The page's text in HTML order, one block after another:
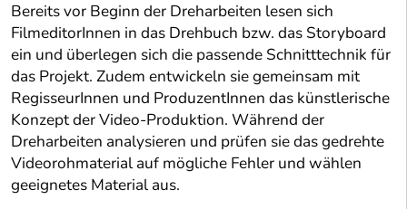
Bereits vor Beginn der Dreharbeiten lesen sich
FilmeditorInnen in das Drehbuch bzw. das Storyboard
ein und überlegen sich die passende Schnitttechnik für
das Projekt. Zudem entwickeln sie gemeinsam mit
RegisseurInnen und ProduzentInnen das künstlerische
Konzept der Video-Produktion. Während der
Dreharbeiten analysieren und prüfen sie das gedrehte
Videorohmaterial auf mögliche Fehler und wählen
geeignetes Material aus.